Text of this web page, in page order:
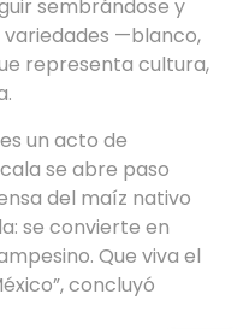
sembrándose y
variedades —blanco,
representa cultura,
un acto de
se abre paso
del maíz nativo
se convierte en
Que viva el
concluyó